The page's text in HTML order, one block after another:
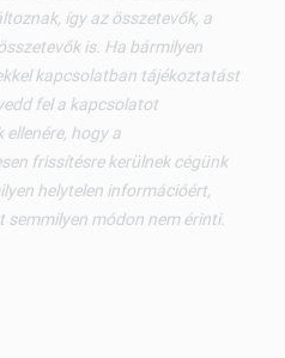
így az összetevők, a
is. Ha bármilyen
kapcsolatban tájékoztatást
fel a kapcsolatot
hogy a
frissítésre kerülnek cégünk
helytelen információért,
semmilyen módon nem érinti.